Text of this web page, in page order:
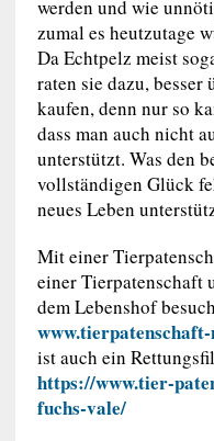
werden und wie
zumal es heutzutage
Da Echtpelz meist
raten sie dazu, besser
kaufen, denn nur so
dass man auch nicht
unterstützt. Was den
vollständigen Glück
neues Leben
Mit einer
einer Tierpatenschaft
dem Lebenshof
ist auch ein
https://www.tier-
fuchs-vale/